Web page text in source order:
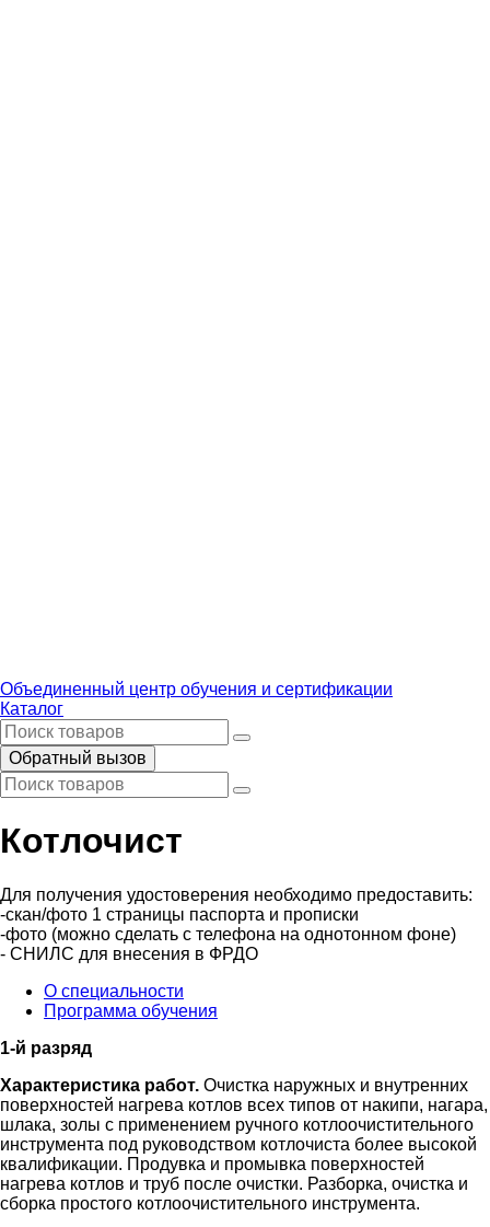
Объединенный центр обучения и сертификации
Каталог
Обратный вызов
Котлочист
Для получения удостоверения необходимо предоставить:
-скан/фото 1 страницы паспорта и прописки
-фото (можно сделать с телефона на однотонном фоне)
- СНИЛС для внесения в ФРДО
О специальности
Программа обучения
1-й разряд
Характеристика работ. Очистка наружных и внутренних
поверхностей нагрева котлов всех типов от накипи, нагара,
шлака, золы с применением ручного котлоочистительного
инструмента под руководством котлочиста более высокой
квалификации. Продувка и промывка поверхностей
нагрева котлов и труб после очистки. Разборка, очистка и
сборка простого котлоочистительного инструмента.